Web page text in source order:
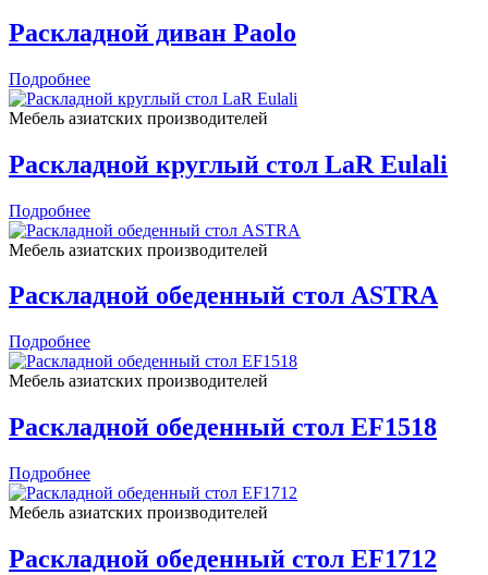
Раскладной диван Paolo
Подробнее
Мебель азиатских производителей
Раскладной круглый стол LaR Eulali
Подробнее
Мебель азиатских производителей
Раскладной обеденный стол ASTRA
Подробнее
Мебель азиатских производителей
Раскладной обеденный стол EF1518
Подробнее
Мебель азиатских производителей
Раскладной обеденный стол EF1712